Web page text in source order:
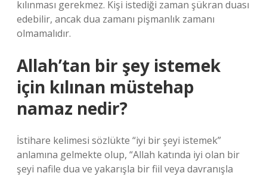
kılınması gerekmez. Kişi istediği zaman şükran duası
edebilir, ancak dua zamanı pişmanlık zamanı
olmamalıdır.
Allah’tan bir şey istemek
için kılınan müstehap
namaz nedir?
İstihare kelimesi sözlükte “iyi bir şeyi istemek”
anlamına gelmekte olup, “Allah katında iyi olan bir
şeyi nafile dua ve yakarışla bir fiil veya davranışla